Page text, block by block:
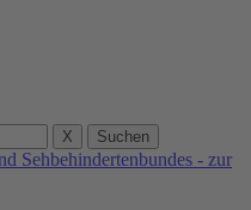
X Suchen